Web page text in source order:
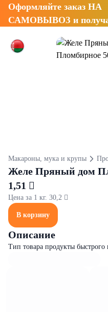
Оформляйте заказ НА
САМОВЫВОЗ и
Макароны, мука и крупы
Желе Пряный дом
1,51 
Цена за 1 кг. 30,2 
В корзину
Описание
Тип товара продукты